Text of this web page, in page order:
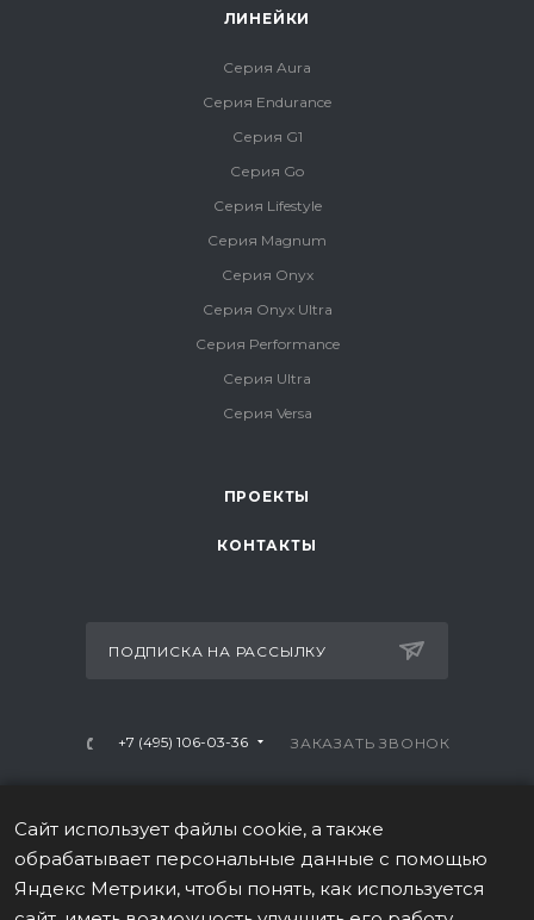
ЛИНЕЙКИ
Серия Aura
Серия Endurance
Серия G1
Серия Go
Серия Lifestyle
Серия Magnum
Серия Onyx
Серия Onyx Ultra
Серия Performance
Серия Ultra
Серия Versa
ПРОЕКТЫ
КОНТАКТЫ
ПОДПИСКА НА РАССЫЛКУ
+7 (495) 106-03-36 ЗАКАЗАТЬ ЗВОНОК
г. Москва, Варшавское ш., 28А, 1 этаж
Сайт использует файлы cookie, а также
обрабатывает персональные данные с помощью
Яндекс Метрики, чтобы понять, как используется